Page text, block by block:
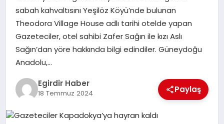
SPOR
TEKNOLOJI
YAŞAM
sabah kahvaltısını Yeşilöz Köyü’nde bulunan
Theodora Village House adlı tarihi otelde yapan
Gazeteciler, otel sahibi Zafer Sağın ile kızı Aslı
Sağın’dan yöre hakkında bilgi edindiler. Güneydoğu
Anadolu,…
Egirdir Haber
18 Temmuz 2024 Paylaş